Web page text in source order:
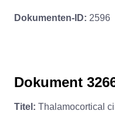
Dokumenten-ID: 2596
Dokument
Titel: Thalamocortical